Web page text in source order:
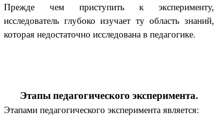
Прежде чем приступить к эксперименту,
исследователь глубоко изучает ту область знаний,
которая недостаточно исследована в педагогике.
Этапы педагогического эксперимента.
Этапами педагогического эксперимента является: